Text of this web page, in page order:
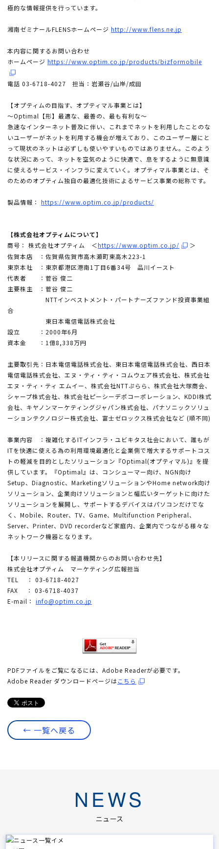
極的な情報提供を行っています。
湘南ゼミナールFLENSホームページ http://www.flens.ne.jp
本内容に関するお問い合わせ
ホームページ https://www.optim.co.jp/products/bizformobile
電話 03-6718-4027 担当：岩瀬谷/山岸/成田
【オプティムの目指す、オプティマル事業とは】
～Optimal【形】最適な、最善の、最も有利な～
急速なインターネット普及に伴い、これまでネットを利用したことのな
いユーザーがネットを利用する機会が増えており、このユーザー層にと
って現状のネットは必ずしも使いやすいものではありません。このよう
な状況にあって、ネットを空気のように快適で、息をするように無意識
に使えるサービス・インフラに変えていく。オプティマル事業とは、そ
のためのオプティム独自の最適化技術によるサービス事業の総称です。
製品情報： https://www.optim.co.jp/products/
【株式会社オプティムについて】
商号： 株式会社オプティム ＜https://www.optim.co.jp/
＞
佐賀本店 ：佐賀県佐賀市高木瀬町東高木223-1
東京本社 ：東京都港区港南1丁目6番34号 品川イースト
代表者 ：菅谷 俊二
主要株主 ：菅谷 俊二
NTTインベストメント・パートナーズファンド投資事業組
合
東日本電信電話株式会社
設立 ：2000年6月
資本金 ：1億8,338万円
主要取引先：日本電信電話株式会社、東日本電信電話株式会社、西日本
電信電話株式会社、エヌ・ティ・ティ・コムウェア株式会社、株式会社
エヌ・ティ・ティ エムイー、株式会社NTTぷらら、株式会社大塚商会、
シャープ株式会社、株式会社ピーシーデポコーポレーション、KDDI株式
会社、キヤノンマーケティングジャパン株式会社、パナソニックソリュ
ーションテクノロジー株式会社、富士ゼロックス株式会社など (順不同)
事業内容 ：複雑化するITインフラ・ユビキタス社会において、誰もが
ITを快適に使える為の利用環境最適化と企業側で増大するサポートコス
トの軽減を目的としたソリューション『Optimal(オプティマル)』を提
供しています。『Optimal』は、コンシューマー向け、NGN向け
Setup、Diagnostic、MarketingソリューションやHome network向け
ソリューション、企業向けソリューションと幅広いターゲットに向けた
ソリューションを展開し、サポートするデバイスはパソコンだけでな
く、Mobile、Router、TV、Game、Multifunction Peripheral、
Server、Printer、DVD recorderなど家庭内、企業内でつながる様々な
ネットワーク機器となります。
【本リリースに関する報道機関からのお問い合わせ先】
株式会社オプティム マーケティング広報担当
TEL ： 03-6718-4027
FAX ： 03-6718-4037
E-mail： info@optim.co.jp
PDFファイルをご覧になるには、Adobe Readerが必要です。
Adobe Reader ダウンロードページはこちら
← 一覧へ戻る
NEWS
ニュース